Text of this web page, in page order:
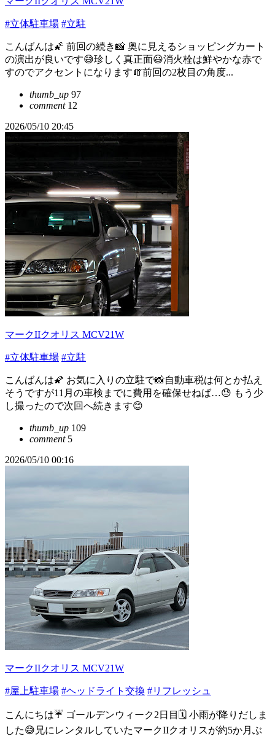
#立体駐車場 #立駐
こんばんは🌠 前回の続き📸 奥に見えるショッピングカート
の演出が良いです😅珍しく真正面😃消火栓は鮮やかな赤で
すのでアクセントになります🧯前回の2枚目の角度...
thumb_up 97
comment12
2026/05/10 20:45
マークIIクオリス MCV21W
#立体駐車場 #立駐
こんばんは🌠 お気に入りの立駐で📸自動車税は何とか払え
そうですが11月の車検までに費用を確保せねば…😓 もう少
し撮ったので次回へ続きます😊
thumb_up 109
comment5
2026/05/10 00:16
マークIIクオリス MCV21W
#屋上駐車場 #ヘッドライト交換 #リフレッシュ
こんにちは☔️ ゴールデンウィーク2日目🗓️ 小雨が降りだしま
した😅兄にレンタルしていたマークIIクオリスが約5か月ぶ